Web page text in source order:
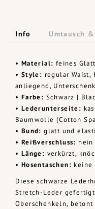
Info Umtausch
• Material: feines
• Style: regular Waist,
anliegend,
• Farbe: Schwarz |
• Lederunterseite:
Baumwolle (Cotton
• Bund: glatt und
• Reißverschluss: nein
• Länge: verkürzt,
• Hosentaschen: keine
Diese schwarze
Stretch-Leder
Oberschenkeln,